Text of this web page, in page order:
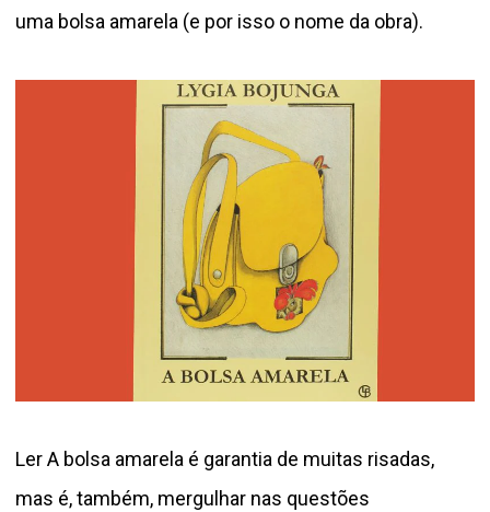
uma bolsa amarela (e por isso o nome da obra).
Ler A bolsa amarela é garantia de muitas risadas,
mas é, também, mergulhar nas questões